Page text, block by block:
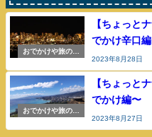
おでかけや旅の参
【ちょっと
でかけ辛口
2023年8月28日
おでかけや旅の参
【ちょっと
でかけ編〜
2023年8月27日